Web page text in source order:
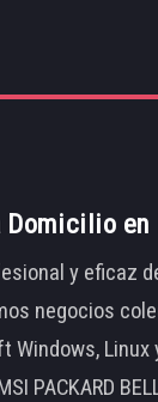
en
y eficaz
negocios
Linux
MSI